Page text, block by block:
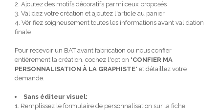
2. Ajoutez des motifs décoratifs parmi ceux proposés
3. Validez votre création et ajoutez l'article au panier
4. Vérifiez soigneusement toutes les informations avant validation
finale
Pour recevoir un BAT avant fabrication ou nous confier
entièrement la création, cochez l'option "CONFIER MA
PERSONNALISATION À LA GRAPHISTE" et détaillez votre
demande.
Sans éditeur visuel:
1. Remplissez le formulaire de personnalisation sur la fiche